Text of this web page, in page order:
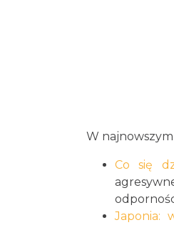
W
Co się
Japonia: